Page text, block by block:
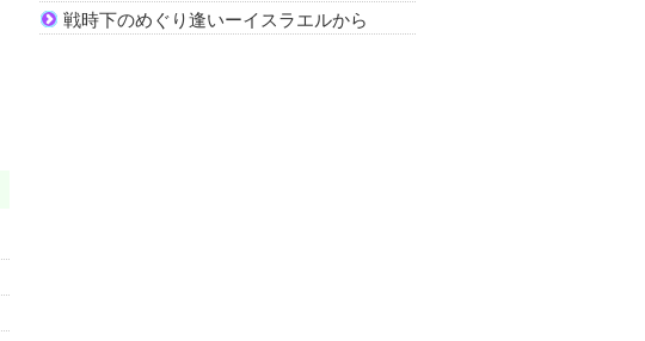
戦時下のめぐり逢いーイスラエルから